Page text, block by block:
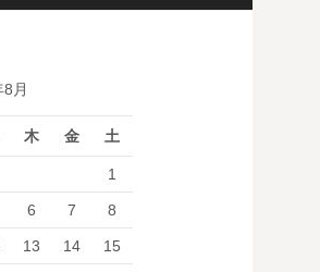
月
木 金 土
1
6 7 8
13 14 15